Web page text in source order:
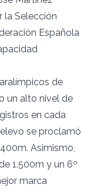
la Selección
Española
de
un alto nivel de
en cada
se proclamó
Asimismo,
1.500m y un 6º
marca